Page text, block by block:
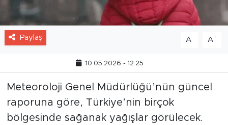
Paylaş A- A+
10.05.2026 - 12:25
Meteoroloji Genel Müdürlüğü’nün güncel
raporuna göre, Türkiye’nin birçok
bölgesinde sağanak yağışlar görülecek.